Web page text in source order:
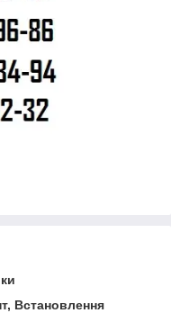
Встановлення